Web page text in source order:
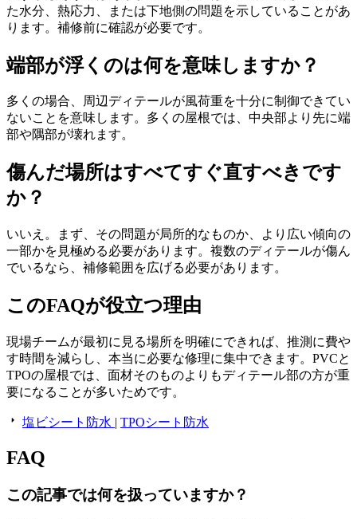
た水分、熱応力、または下地側の問題を示していることがあ
ります。補修前に確認が必要です。
端部が浮くのは何を意味しますか？
多くの場合、周辺ディテールが風荷重を十分に制御できてい
ないことを意味します。多くの屋根では、中央部より先に端
部や隅部が壊れます。
傷んだ場所はすべてすぐ直すべきです
か？
いいえ。まず、その問題が局所的なものか、より広い傾向の
一部かを見極める必要があります。複数のディテールが傷ん
でいるなら、補修範囲を広げる必要があります。
このFAQが役立つ理由
現場チームが最初に見る場所を明確にできれば、推測に費や
す時間を減らし、本当に必要な修理に集中できます。PVCと
TPOの屋根では、面材そのものよりもディテール部の方が重
要になることが多いためです。
塩ビシート防水 | TPOシート防水
FAQ
この記事では何を扱っていますか？